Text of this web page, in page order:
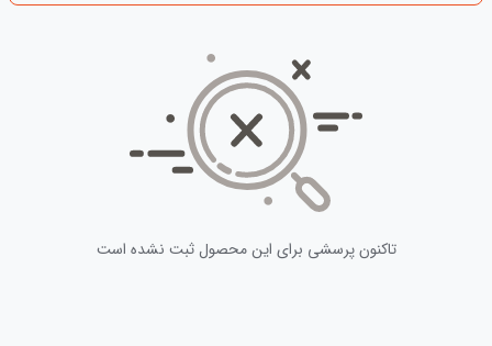
تاکنون پرسشی برای این محصول ثبت نشده است